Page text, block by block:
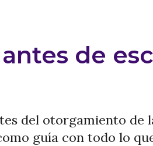
de
del otorgamiento
guía con todo lo